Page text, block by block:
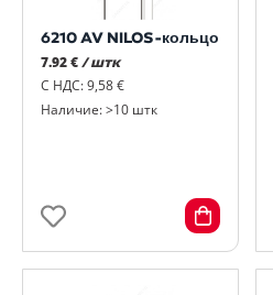
6210 AV NILOS-кольцо
7.92 €/ штк
С НДС: 9,58 €
Наличие: >10 штк